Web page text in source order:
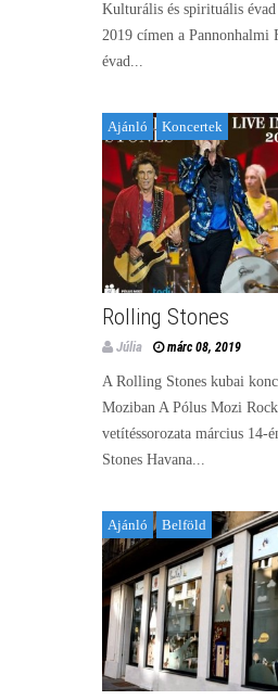
Kulturális és spirituális
2019 címen a Pannonhalmi
évad...
Ajánló Koncertek
Rolling Stones
Júlia márc 08, 2019
A Rolling Stones kubai
Moziban A Pólus Mozi
vetítéssorozata március 14-
Stones Havana...
Ajánló Belföld